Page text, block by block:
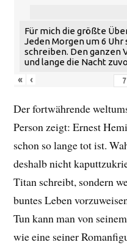
Für mich die größte
Jeden Morgen um 6
schreiben. Den ganzen
und lange die Nacht
«
‹
Der fortwährende
Person zeigt: Ernest
schon so lange tot ist.
deshalb nicht
Titan schreibt, sondern
buntes Leben
Tun kann man von
wie eine seiner